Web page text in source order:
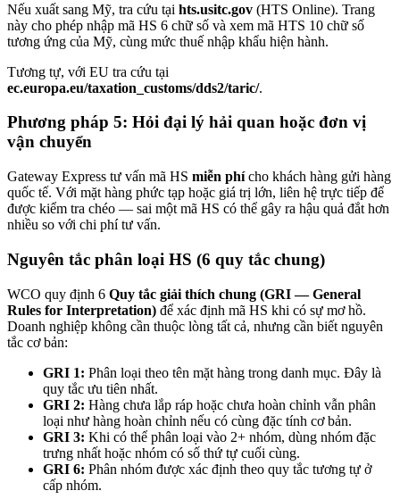
Nếu xuất sang Mỹ, tra cứu tại hts.usitc.gov (HTS Online). Trang
này cho phép nhập mã HS 6 chữ số và xem mã HTS 10 chữ số
tương ứng của Mỹ, cùng mức thuế nhập khẩu hiện hành.
Tương tự, với EU tra cứu tại
ec.europa.eu/taxation_customs/dds2/taric/.
Phương pháp 5: Hỏi đại lý hải quan hoặc đơn vị
vận chuyển
Gateway Express tư vấn mã HS miễn phícho khách hàng gửi hàng
quốc tế. Với mặt hàng phức tạp hoặc giá trị lớn, liên hệ trực tiếp để
được kiểm tra chéo — sai một mã HS có thể gây ra hậu quả đắt hơn
nhiều so với chi phí tư vấn.
Nguyên tắc phân loại HS (6 quy tắc chung)
WCO quy định 6 Quy tắc giải thích chung (GRI — General
Rules for Interpretation) để xác định mã HS khi có sự mơ hồ.
Doanh nghiệp không cần thuộc lòng tất cả, nhưng cần biết nguyên
tắc cơ bản:
GRI 1: Phân loại theo tên mặt hàng trong danh mục. Đây là
quy tắc ưu tiên nhất.
GRI 2: Hàng chưa lắp ráp hoặc chưa hoàn chỉnh vẫn phân
loại như hàng hoàn chỉnh nếu có cùng đặc tính cơ bản.
GRI 3: Khi có thể phân loại vào 2+ nhóm, dùng nhóm đặc
trưng nhất hoặc nhóm có số thứ tự cuối cùng.
GRI 6: Phân nhóm được xác định theo quy tắc tương tự ở
cấp nhóm.